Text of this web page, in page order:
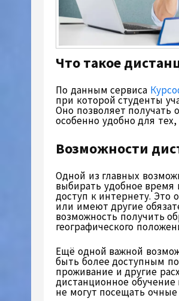
Что такое
По данным сервиса
при которой студенты
Оно позволяет получать
особенно удобно для
Возможности
Одной из главных
выбирать удобное время
доступ к интернету.
или имеют другие
возможность получить
географического
Ещё одной важной
быть более доступным
проживание и другие
дистанционное
не могут посещать очные